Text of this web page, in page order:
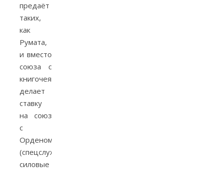
предаёт
таких,
как
Румата,
и вместо
союза с
книгочеями
делает
ставку
на союз
с
Орденом
(спецслужбы,
силовые